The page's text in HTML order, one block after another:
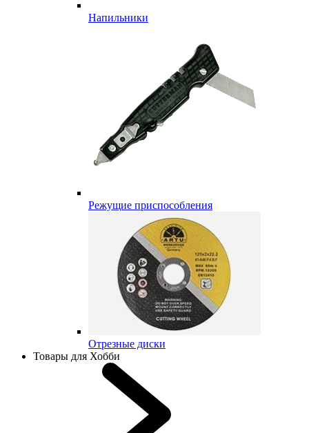
Напильники
Режущие приспособления
Отрезные диски
Товары для Хобби